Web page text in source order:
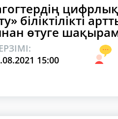
цифрлық
біліктілікті
өтуге
15:00